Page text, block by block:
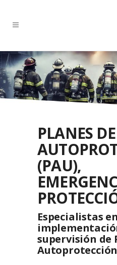
PLANES DE
(PAU),
Especialistas
supervisión de
Autoprotección